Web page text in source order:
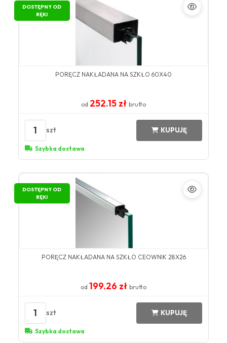
DOSTĘPNY OD
RĘKI
PORĘCZ NAKŁADANA NA SZKŁO 60X40
od 252.15 zł brutto
1 szt KUPUJĘ
Szybka dostawa
DOSTĘPNY OD
RĘKI
PORĘCZ NAKŁADANA NA SZKŁO CEOWNIK 28X26
od 199.26 zł brutto
1 szt KUPUJĘ
Szybka dostawa